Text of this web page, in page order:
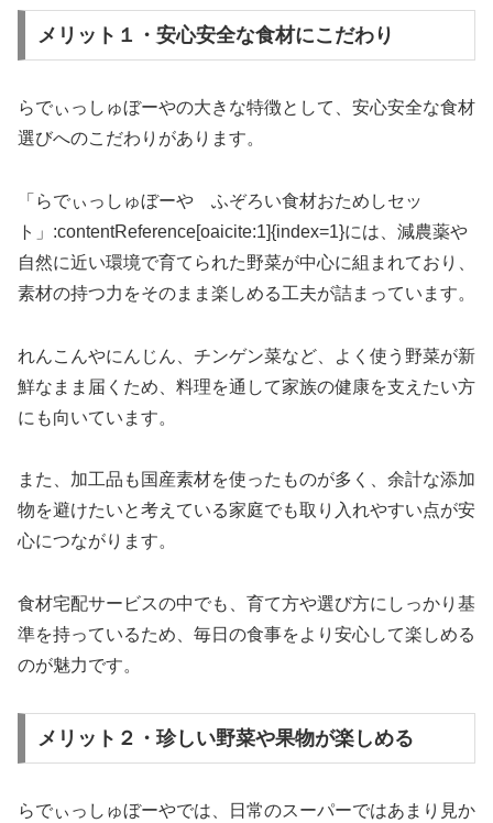
メリット１・安心安全な食材にこだわり
らでぃっしゅぼーやの大きな特徴として、安心安全な食材
選びへのこだわりがあります。
「らでぃっしゅぼーや ふぞろい食材おためしセッ
ト」:contentReference[oaicite:1]{index=1}には、減農薬や
自然に近い環境で育てられた野菜が中心に組まれており、
素材の持つ力をそのまま楽しめる工夫が詰まっています。
れんこんやにんじん、チンゲン菜など、よく使う野菜が新
鮮なまま届くため、料理を通して家族の健康を支えたい方
にも向いています。
また、加工品も国産素材を使ったものが多く、余計な添加
物を避けたいと考えている家庭でも取り入れやすい点が安
心につながります。
食材宅配サービスの中でも、育て方や選び方にしっかり基
準を持っているため、毎日の食事をより安心して楽しめる
のが魅力です。
メリット２・珍しい野菜や果物が楽しめる
らでぃっしゅぼーやでは、日常のスーパーではあまり見か